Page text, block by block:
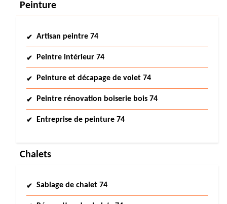
Peinture
Artisan peintre 74
Peintre intérieur 74
Peinture et décapage de volet 74
Peintre rénovation boiserie bois 74
Entreprise de peinture 74
Chalets
Sablage de chalet 74